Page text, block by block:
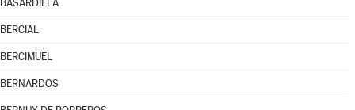
BASARDILLA
BERCIAL
BERCIMUEL
BERNARDOS